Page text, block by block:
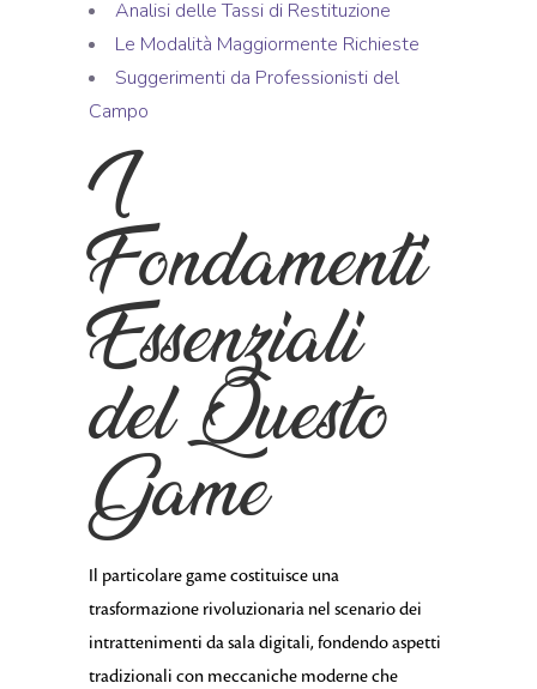
Analisi delle Tassi di Restituzione
Le Modalità Maggiormente Richieste
Suggerimenti da Professionisti del
Campo
I
Fondamenti
Essenziali
del Questo
Game
Il particolare game costituisce una
trasformazione rivoluzionaria nel scenario dei
intrattenimenti da sala digitali, fondendo aspetti
tradizionali con meccaniche moderne che